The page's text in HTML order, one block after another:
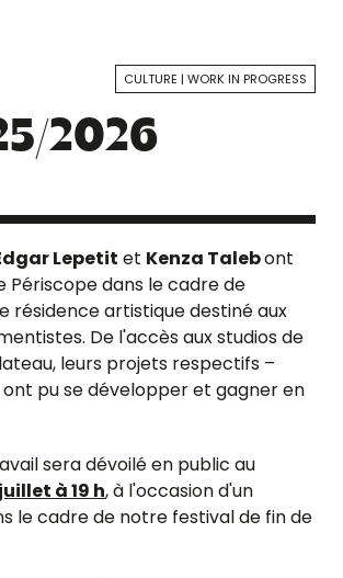
CULTURE WORK IN PROGRESS
2026
Lepetit et Kenza Talebont
Périscope dans le cadre de
résidence artistique destiné aux
De l'accès aux studios de
leurs projets respectifs –
ont pu se développer et gagner en
sera dévoilé en public au
à 19 h,à l'occasion d'un
le cadre de notre festival de fin de